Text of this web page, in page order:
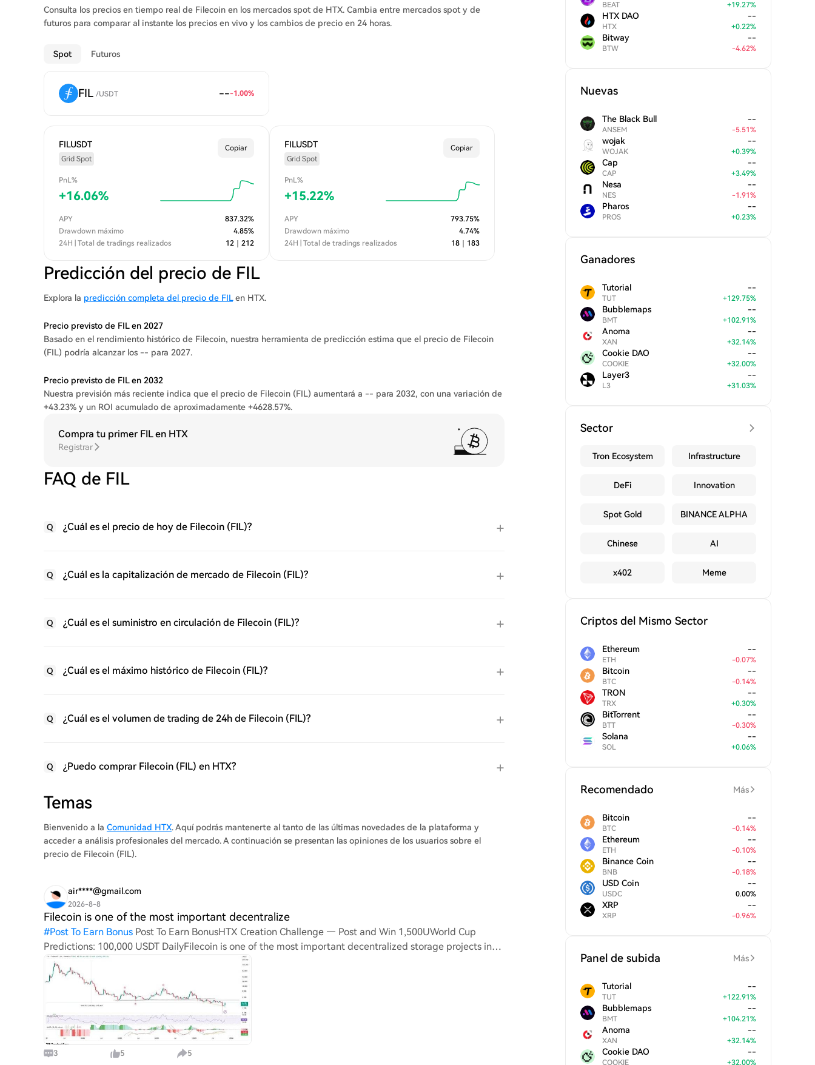
Consulta los precios en tiempo real de Filecoin en los mercados spot de HTX. Cambia entre mercados spot y de
futuros para comparar al instante los precios en vivo y los cambios de precio en 24 horas.
Spot Futuros
FIL /USDT ---1.00%
FILUSDT
Grid Spot
Copiar
PnL%
+16.06%
APY 837.32%
Drawdown máximo
4.85%
24H | Total de tradings realizados
12 212
FILUSDT
Grid Spot
Copiar
PnL%
+15.22%
APY 793.75%
Drawdown máximo
4.74%
24H | Total de tradings realizados
18 183
Predicción del precio de FIL
Explora la predicción completa del precio de FILen HTX.
Precio previsto de FIL en 2027
Basado en el rendimiento histórico de Filecoin, nuestra herramienta de predicción estima que el precio de Filecoin
(FIL) podría alcanzar los -- para 2027.
Precio previsto de FIL en 2032
Nuestra previsión más reciente indica que el precio de Filecoin (FIL) aumentará a -- para 2032, con una variación de
+43.23% y un ROI acumulado de aproximadamente +4628.57%.
Compra tu primer FIL en HTX
Registrar
FAQ de FIL
Q ¿Cuál es el precio de hoy de Filecoin (FIL)?
Q ¿Cuál es la capitalización de mercado de Filecoin (FIL)?
Q ¿Cuál es el suministro en circulación de Filecoin (FIL)?
Q ¿Cuál es el máximo histórico de Filecoin (FIL)?
Q ¿Cuál es el volumen de trading de 24h de Filecoin (FIL)?
Q ¿Puedo comprar Filecoin (FIL) en HTX?
Temas
Bienvenido a la Comunidad HTX. Aquí podrás mantenerte al tanto de las últimas novedades de la plataforma y
acceder a análisis profesionales del mercado. A continuación se presentan las opiniones de los usuarios sobre el
precio de Filecoin (FIL).
air****@gmail.com
2026-8-8
Filecoin is one of the most important decentralize
#Post To Earn Bonus Post To Earn BonusHTX Creation Challenge — Post and Win 1,500UWorld Cup
Predictions: 100,000 USDT DailyFilecoin is one of the most important decentralized storage projects in
Web3, providing a marketp
3 5 5
BEAT +19.27%
HTX DAO
HTX
--
+0.22%
Bitway
BTW
--
-4.62%
Nuevas
The Black Bull
ANSEM
--
-5.51%
wojak
WOJAK
--
+0.39%
Cap
CAP
--
+3.49%
Nesa
NES
--
-1.91%
Pharos
PROS
--
+0.23%
Ganadores
Tutorial
TUT
--
+129.75%
Bubblemaps
BMT
--
+102.91%
Anoma
XAN
--
+32.14%
Cookie DAO
COOKIE
--
+32.00%
Layer3
L3
--
+31.03%
Sector
Tron Ecosystem Infrastructure
DeFi Innovation
Spot Gold BINANCE ALPHA
Chinese AI
x402 Meme
Criptos del Mismo Sector
Ethereum
ETH
--
-0.07%
Bitcoin
BTC
--
-0.14%
TRON
TRX
--
+0.30%
BitTorrent
BTT
--
-0.30%
Solana
SOL
--
+0.06%
Recomendado Más
Bitcoin
BTC
--
-0.14%
Ethereum
ETH
--
-0.10%
Binance Coin
BNB
--
-0.18%
USD Coin
USDC
--
0.00%
XRP
XRP
--
-0.96%
Panel de subida Más
Tutorial
TUT
--
+122.91%
Bubblemaps
BMT
--
+104.21%
Anoma
XAN
--
+32.14%
Cookie DAO
COOKIE
--
+32.00%